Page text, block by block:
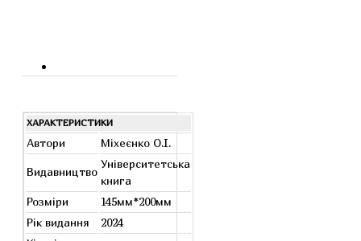
ХАРАКТЕРИСТИКИ
Автори Міхеєнко О.І.
Видавництво
Університетська
книга
Розміри
145мм*200мм
Рік видання
2024